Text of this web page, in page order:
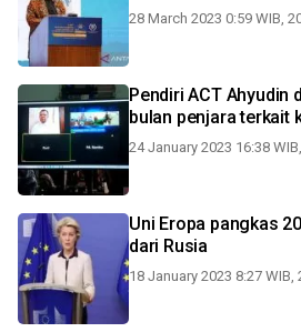
28 March 2023 0:59 WIB,
Pendiri ACT Ahyudin
bulan penjara terkait
24 January 2023 16:38
Uni Eropa pangkas
dari Rusia
18 January 2023 8:27 WIB,